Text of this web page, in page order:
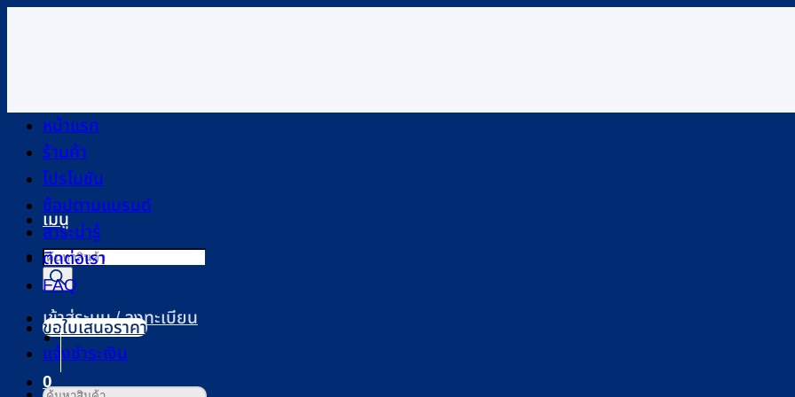
เมนู
Products
search
เข้าสู่ระบบ / ลงทะเบียน
0
หน้าแรก
ร้านค้า
โปรโมชัน
ช้อปตามแบรนด์
สาระน่ารู้
ติดต่อเรา
FAQ
ขอใบเสนอราคา
แจ้งชำระเงิน